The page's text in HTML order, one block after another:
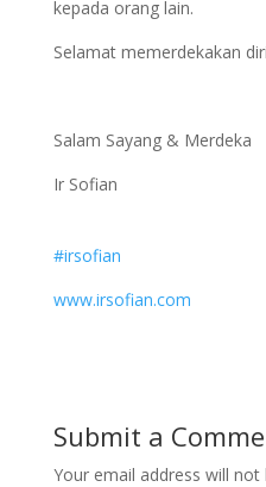
kepada orang lain.
Selamat memerdekakan
Salam Sayang & Merdeka
Ir Sofian
#irsofian
www.irsofian.com
Submit a
Your email address will not